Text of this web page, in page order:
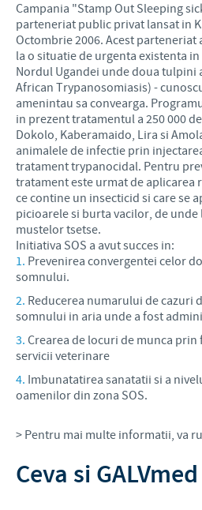
Campania "Stamp Out Sleeping
parteneriat public privat lansat in
Octombrie 2006. Acest parteneriat
la o situatie de urgenta existenta
Nordul Ugandei unde doua tulpini
African Trypanosomiasis) -
amenintau sa convearga.
in prezent tratamentul a 250 000
Dokolo, Kaberamaido, Lira si
animalele de infectie prin
tratament trypanocidal. Pentru
tratament este urmat de aplicarea
ce contine un insecticid si care se
picioarele si burta vacilor, de unde
mustelor tsetse.
Initiativa SOS a avut succes in:
Prevenirea convergentei celor
somnului.
Reducerea numarului de cazuri
somnului in aria unde a fost
Crearea de locuri de munca
servicii veterinare
Imbunatatirea sanatatii si a
oamenilor din zona SOS.
> Pentru mai multe informatii, va
Ceva si GALVmed